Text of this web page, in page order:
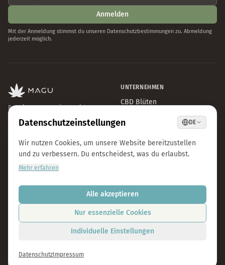
Anmelden
Mit der Anmeldung stimmst du unseren Datenschutzbestimmungen zu. Abmeldung
jederzeit möglich.
Premium CBD aus Österreich.
Natürlich & laborgeprüft.
UNTERNEHMEN
CBD Blüten
Sale
Philosophie
Qualität & Nachhaltigkeit
FAQ
AGB
Cookie-Einstellungen
info@magu-cbd.com